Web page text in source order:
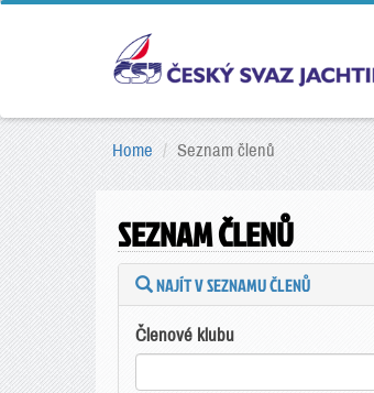
Home Seznam členů
SEZNAM ČLENŮ
NAJÍT V SEZNAMU ČLENŮ
Členové klubu